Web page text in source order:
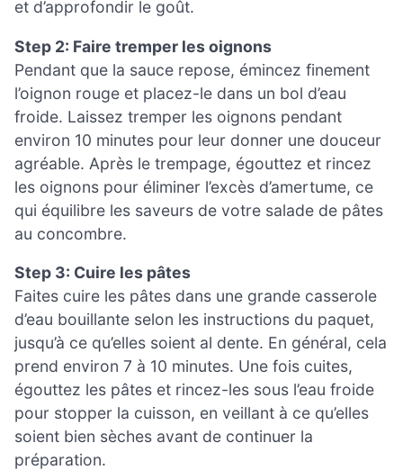
et d’approfondir le goût.
Step 2: Faire tremper les oignons
Pendant que la sauce repose, émincez finement
l’oignon rouge et placez-le dans un bol d’eau
froide. Laissez tremper les oignons pendant
environ 10 minutes pour leur donner une douceur
agréable. Après le trempage, égouttez et rincez
les oignons pour éliminer l’excès d’amertume, ce
qui équilibre les saveurs de votre salade de pâtes
au concombre.
Step 3: Cuire les pâtes
Faites cuire les pâtes dans une grande casserole
d’eau bouillante selon les instructions du paquet,
jusqu’à ce qu’elles soient al dente. En général, cela
prend environ 7 à 10 minutes. Une fois cuites,
égouttez les pâtes et rincez-les sous l’eau froide
pour stopper la cuisson, en veillant à ce qu’elles
soient bien sèches avant de continuer la
préparation.